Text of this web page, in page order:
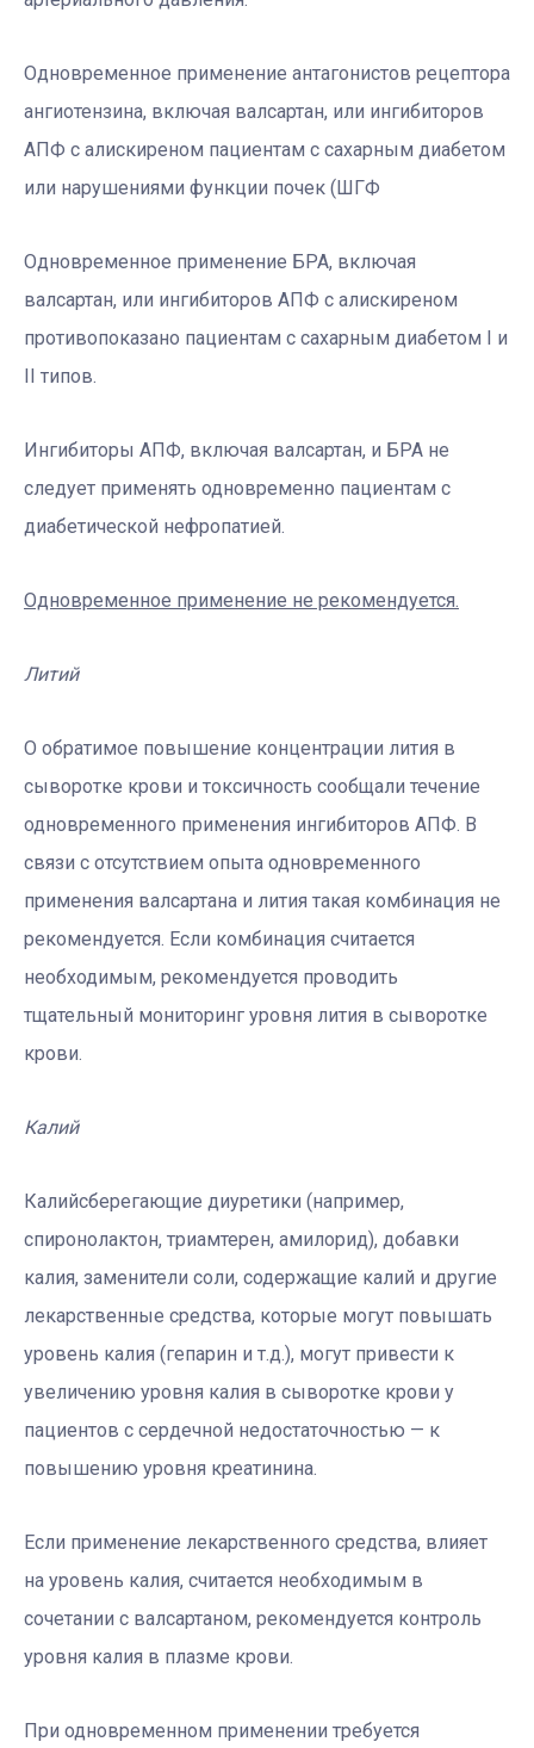
Одновременное применение антагонистов рецептора
ангиотензина, включая валсартан, или ингибиторов
АПФ с алискиреном пациентам с сахарным диабетом
или нарушениями функции почек (ШГФ
Одновременное применение БРА, включая
валсартан, или ингибиторов АПФ с алискиреном
противопоказано пациентам с сахарным диабетом I и
II типов.
Ингибиторы АПФ, включая валсартан, и БРА не
следует применять одновременно пациентам с
диабетической нефропатией.
Одновременное применение не рекомендуется.
Литий
О обратимое повышение концентрации лития в
сыворотке крови и токсичность сообщали течение
одновременного применения ингибиторов АПФ. В
связи с отсутствием опыта одновременного
применения валсартана и лития такая комбинация не
рекомендуется. Если комбинация считается
необходимым, рекомендуется проводить
тщательный мониторинг уровня лития в сыворотке
крови.
Калий
Калийсберегающие диуретики (например,
спиронолактон, триамтерен, амилорид), добавки
калия, заменители соли, содержащие калий и другие
лекарственные средства, которые могут повышать
уровень калия (гепарин и т.д.), могут привести к
увеличению уровня калия в сыворотке крови у
пациентов с сердечной недостаточностью — к
повышению уровня креатинина.
Если применение лекарственного средства, влияет
на уровень калия, считается необходимым в
сочетании с валсартаном, рекомендуется контроль
уровня калия в плазме крови.
При одновременном применении требуется